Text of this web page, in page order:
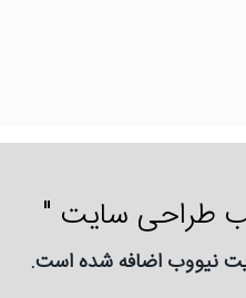
طراحی سایت "
نیووب اضافه شده است.